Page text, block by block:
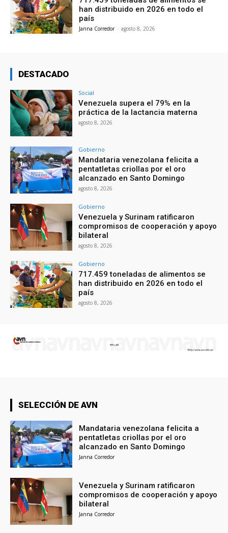
han distribuido en 2026 en todo el
país
Janna Corredor - agosto 8, 2026
DESTACADO
Social
Venezuela supera el 79% en la
práctica de la lactancia materna
agosto 8, 2026
Gobierno
Mandataria venezolana felicita a
pentatletas criollas por el oro
alcanzado en Santo Domingo
agosto 8, 2026
Gobierno
Venezuela y Surinam ratificaron
compromisos de cooperación y apoyo
bilateral
agosto 8, 2026
Gobierno
717.459 toneladas de alimentos se
han distribuido en 2026 en todo el
país
agosto 8, 2026
SELECCIÓN DE AVN
Mandataria venezolana felicita a
pentatletas criollas por el oro
alcanzado en Santo Domingo
Janna Corredor
Venezuela y Surinam ratificaron
compromisos de cooperación y apoyo
bilateral
Janna Corredor